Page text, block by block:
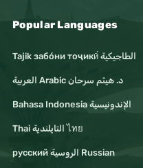
Popular Languages
Tajik забо́ни тоҷикӣ́ الطاجيكية
د. هيثم سرحان Arabic العربية
Bahasa Indonesia الإندونيسية
Thai التايلندية ไทย
русский الروسية Russian